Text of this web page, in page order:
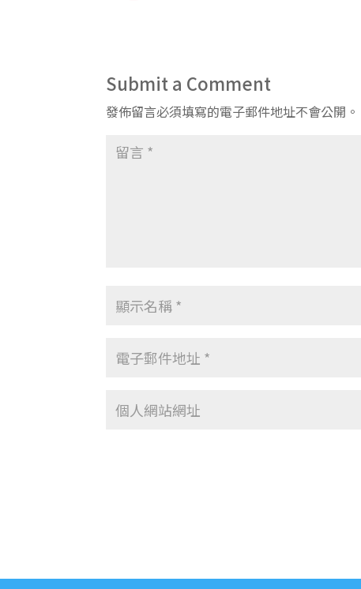
Submit a Comment
發佈留言必須填寫的電子郵件地址不會公開。